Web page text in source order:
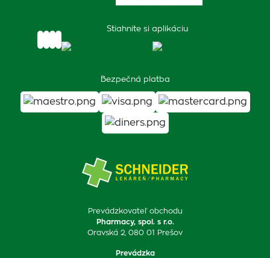
Prevádzkovateľ obchodu
Pharmacy, spol. s r.o.
Oravská 2, 080 01 Prešov
Prevádzka
Stiahnite si aplikáciu
Bezpečná platba